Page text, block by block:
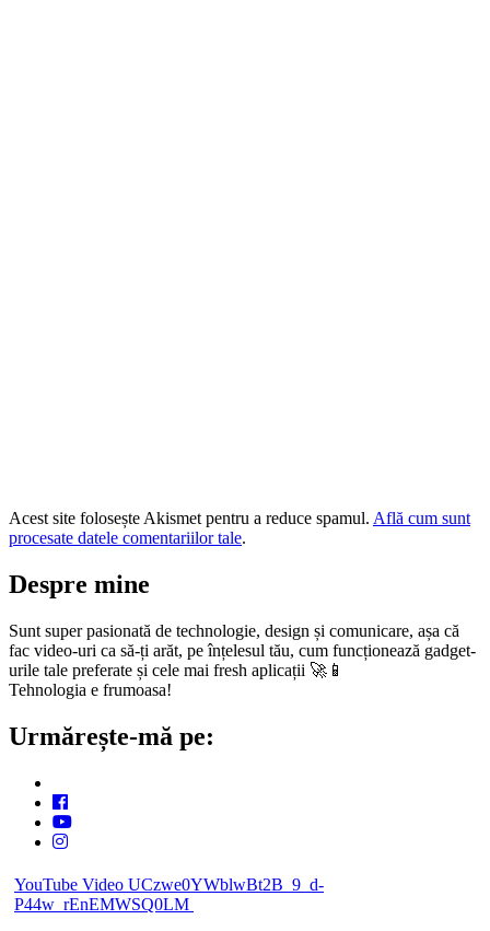
Acest site folosește Akismet pentru a reduce spamul. Află cum sunt
procesate datele comentariilor tale.
Despre mine
Sunt super pasionată de technologie, design și comunicare, așa că
fac video-uri ca să-ți arăt, pe înțelesul tău, cum funcționează gadget-
urile tale preferate și cele mai fresh aplicații 🚀📱
Tehnologia e frumoasa!
Urmărește-mă pe:
YouTube Video UCzwe0YWblwBt2B_9_d-
P44w_rEnEMWSQ0LM